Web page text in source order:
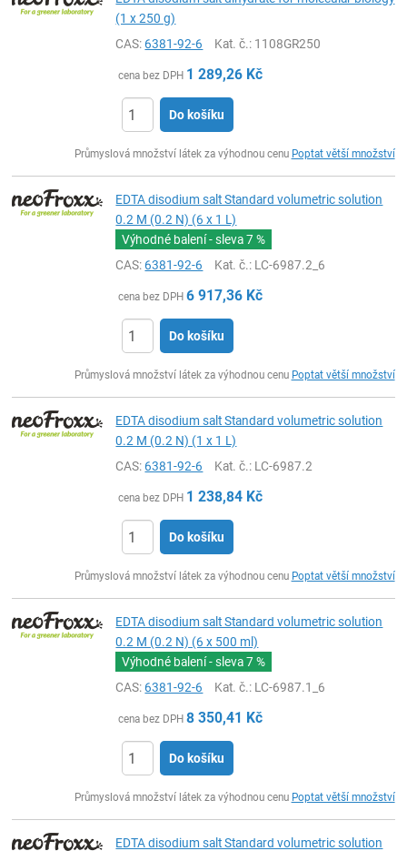
(1 x 250 g)
CAS:6381-92-6 Kat. č.: 1108GR250
cena bez DPH 1 289,26 Kč
Do košíku
Průmyslová množství látek za výhodnou cenu Poptat větší množství
EDTA disodium salt Standard volumetric solution
0.2 M (0.2 N) (6 x 1 L)
Výhodné balení - sleva7 %
CAS:6381-92-6 Kat. č.: LC-6987.2_6
cena bez DPH 6 917,36 Kč
Do košíku
Průmyslová množství látek za výhodnou cenu Poptat větší množství
EDTA disodium salt Standard volumetric solution
0.2 M (0.2 N) (1 x 1 L)
CAS:6381-92-6 Kat. č.: LC-6987.2
cena bez DPH 1 238,84 Kč
Do košíku
Průmyslová množství látek za výhodnou cenu Poptat větší množství
EDTA disodium salt Standard volumetric solution
0.2 M (0.2 N) (6 x 500 ml)
Výhodné balení - sleva7 %
CAS:6381-92-6 Kat. č.: LC-6987.1_6
cena bez DPH 8 350,41 Kč
Do košíku
Průmyslová množství látek za výhodnou cenu Poptat větší množství
EDTA disodium salt Standard volumetric solution